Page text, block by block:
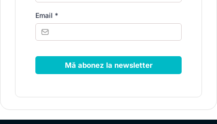
Email *
Mă abonez la newsletter